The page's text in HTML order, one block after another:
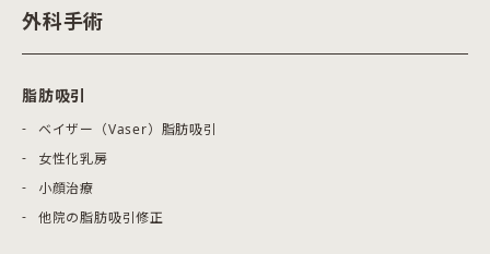
外科手術
脂肪吸引
ベイザー（Vaser）脂肪吸引
女性化乳房
小顔治療
他院の脂肪吸引修正